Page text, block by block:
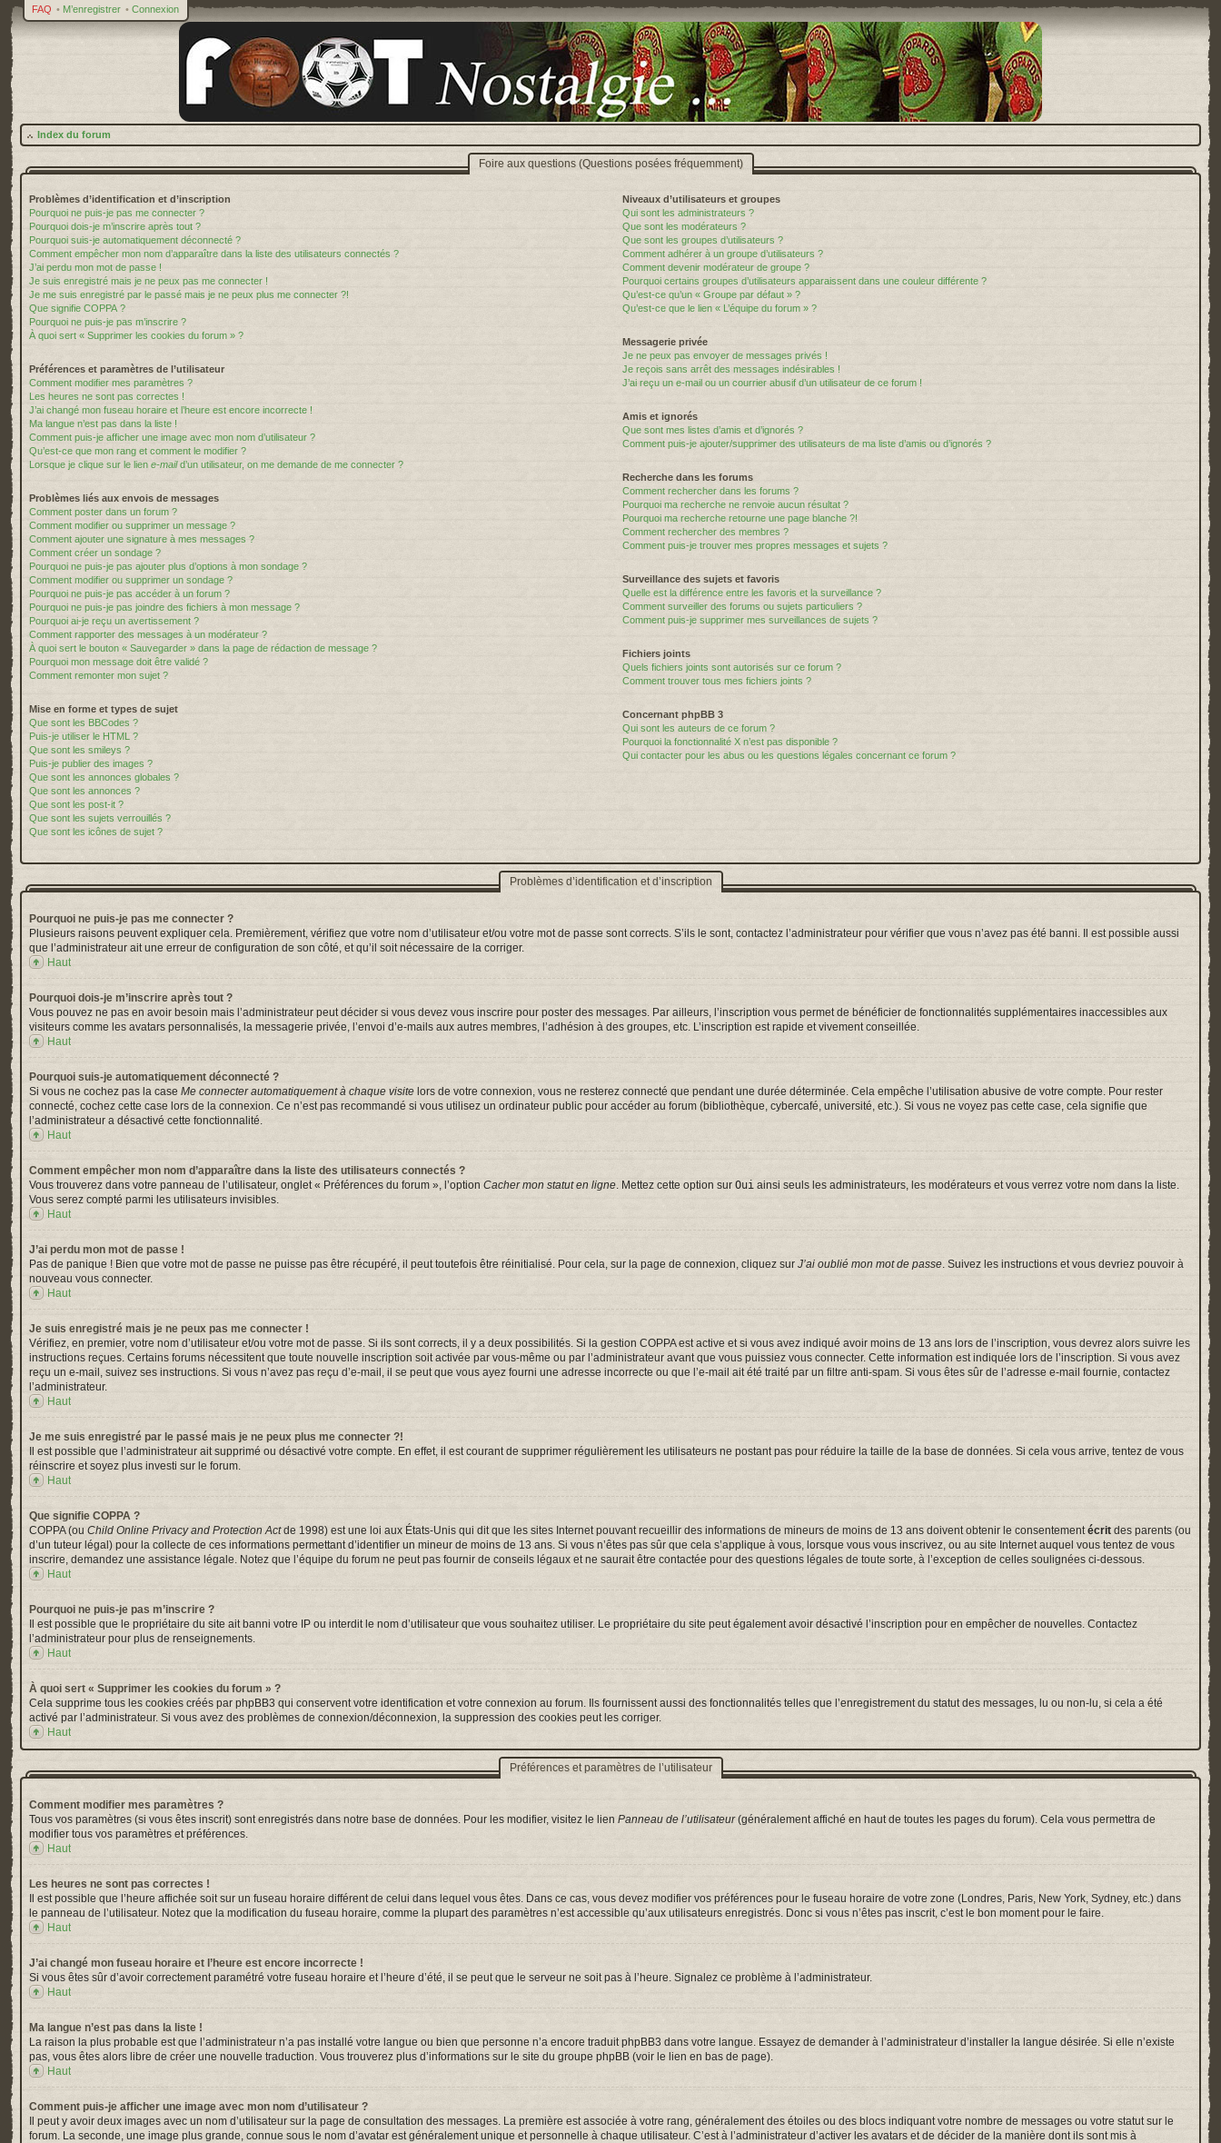
FAQ • M’enregistrer • Connexion
Index du forum
Foire aux questions (Questions posées fréquemment)
Problèmes d’identification et d’inscription
Pourquoi ne puis-je pas me connecter ?
Pourquoi dois-je m’inscrire après tout ?
Pourquoi suis-je automatiquement déconnecté ?
Comment empêcher mon nom d’apparaître dans la liste des utilisateurs connectés ?
J’ai perdu mon mot de passe !
Je suis enregistré mais je ne peux pas me connecter !
Je me suis enregistré par le passé mais je ne peux plus me connecter ?!
Que signifie COPPA ?
Pourquoi ne puis-je pas m’inscrire ?
À quoi sert « Supprimer les cookies du forum » ?
Préférences et paramètres de l’utilisateur
Comment modifier mes paramètres ?
Les heures ne sont pas correctes !
J’ai changé mon fuseau horaire et l’heure est encore incorrecte !
Ma langue n’est pas dans la liste !
Comment puis-je afficher une image avec mon nom d’utilisateur ?
Qu’est-ce que mon rang et comment le modifier ?
Lorsque je clique sur le lien e-maild’un utilisateur, on me demande de me connecter ?
Problèmes liés aux envois de messages
Comment poster dans un forum ?
Comment modifier ou supprimer un message ?
Comment ajouter une signature à mes messages ?
Comment créer un sondage ?
Pourquoi ne puis-je pas ajouter plus d’options à mon sondage ?
Comment modifier ou supprimer un sondage ?
Pourquoi ne puis-je pas accéder à un forum ?
Pourquoi ne puis-je pas joindre des fichiers à mon message ?
Pourquoi ai-je reçu un avertissement ?
Comment rapporter des messages à un modérateur ?
À quoi sert le bouton « Sauvegarder » dans la page de rédaction de message ?
Pourquoi mon message doit être validé ?
Comment remonter mon sujet ?
Mise en forme et types de sujet
Que sont les BBCodes ?
Puis-je utiliser le HTML ?
Que sont les smileys ?
Puis-je publier des images ?
Que sont les annonces globales ?
Que sont les annonces ?
Que sont les post-it ?
Que sont les sujets verrouillés ?
Que sont les icônes de sujet ?
Niveaux d’utilisateurs et groupes
Qui sont les administrateurs ?
Que sont les modérateurs ?
Que sont les groupes d’utilisateurs ?
Comment adhérer à un groupe d’utilisateurs ?
Comment devenir modérateur de groupe ?
Pourquoi certains groupes d’utilisateurs apparaissent dans une couleur différente ?
Qu’est-ce qu’un « Groupe par défaut » ?
Qu’est-ce que le lien « L’équipe du forum » ?
Messagerie privée
Je ne peux pas envoyer de messages privés !
Je reçois sans arrêt des messages indésirables !
J’ai reçu un e-mail ou un courrier abusif d’un utilisateur de ce forum !
Amis et ignorés
Que sont mes listes d’amis et d’ignorés ?
Comment puis-je ajouter/supprimer des utilisateurs de ma liste d’amis ou d’ignorés ?
Recherche dans les forums
Comment rechercher dans les forums ?
Pourquoi ma recherche ne renvoie aucun résultat ?
Pourquoi ma recherche retourne une page blanche ?!
Comment rechercher des membres ?
Comment puis-je trouver mes propres messages et sujets ?
Surveillance des sujets et favoris
Quelle est la différence entre les favoris et la surveillance ?
Comment surveiller des forums ou sujets particuliers ?
Comment puis-je supprimer mes surveillances de sujets ?
Fichiers joints
Quels fichiers joints sont autorisés sur ce forum ?
Comment trouver tous mes fichiers joints ?
Concernant phpBB 3
Qui sont les auteurs de ce forum ?
Pourquoi la fonctionnalité X n’est pas disponible ?
Qui contacter pour les abus ou les questions légales concernant ce forum ?
Problèmes d’identification et d’inscription
Pourquoi ne puis-je pas me connecter ?
Plusieurs raisons peuvent expliquer cela. Premièrement, vérifiez que votre nom d’utilisateur et/ou votre mot de passe sont corrects. S’ils le sont, contactez l’administrateur pour vérifier que vous n’avez pas été banni. Il est possible aussi
que l’administrateur ait une erreur de configuration de son côté, et qu’il soit nécessaire de la corriger.
Haut
Pourquoi dois-je m’inscrire après tout ?
Vous pouvez ne pas en avoir besoin mais l’administrateur peut décider si vous devez vous inscrire pour poster des messages. Par ailleurs, l’inscription vous permet de bénéficier de fonctionnalités supplémentaires inaccessibles aux
visiteurs comme les avatars personnalisés, la messagerie privée, l’envoi d’e-mails aux autres membres, l’adhésion à des groupes, etc. L’inscription est rapide et vivement conseillée.
Haut
Pourquoi suis-je automatiquement déconnecté ?
Si vous ne cochez pas la case Me connecter automatiquement à chaque visite lors de votre connexion, vous ne resterez connecté que pendant une durée déterminée. Cela empêche l’utilisation abusive de votre compte. Pour rester
connecté, cochez cette case lors de la connexion. Ce n’est pas recommandé si vous utilisez un ordinateur public pour accéder au forum (bibliothèque, cybercafé, université, etc.). Si vous ne voyez pas cette case, cela signifie que
l’administrateur a désactivé cette fonctionnalité.
Haut
Comment empêcher mon nom d’apparaître dans la liste des utilisateurs connectés ?
Vous trouverez dans votre panneau de l’utilisateur, onglet « Préférences du forum », l’option Cacher mon statut en ligne. Mettez cette option sur Oui ainsi seuls les administrateurs, les modérateurs et vous verrez votre nom dans la liste.
Vous serez compté parmi les utilisateurs invisibles.
Haut
J’ai perdu mon mot de passe !
Pas de panique ! Bien que votre mot de passe ne puisse pas être récupéré, il peut toutefois être réinitialisé. Pour cela, sur la page de connexion, cliquez sur J’ai oublié mon mot de passe. Suivez les instructions et vous devriez pouvoir à
nouveau vous connecter.
Haut
Je suis enregistré mais je ne peux pas me connecter !
Vérifiez, en premier, votre nom d’utilisateur et/ou votre mot de passe. Si ils sont corrects, il y a deux possibilités. Si la gestion COPPA est active et si vous avez indiqué avoir moins de 13 ans lors de l’inscription, vous devrez alors suivre les
instructions reçues. Certains forums nécessitent que toute nouvelle inscription soit activée par vous-même ou par l’administrateur avant que vous puissiez vous connecter. Cette information est indiquée lors de l’inscription. Si vous avez
reçu un e-mail, suivez ses instructions. Si vous n’avez pas reçu d’e-mail, il se peut que vous ayez fourni une adresse incorrecte ou que l’e-mail ait été traité par un filtre anti-spam. Si vous êtes sûr de l’adresse e-mail fournie, contactez
l’administrateur.
Haut
Je me suis enregistré par le passé mais je ne peux plus me connecter ?!
Il est possible que l’administrateur ait supprimé ou désactivé votre compte. En effet, il est courant de supprimer régulièrement les utilisateurs ne postant pas pour réduire la taille de la base de données. Si cela vous arrive, tentez de vous
réinscrire et soyez plus investi sur le forum.
Haut
Que signifie COPPA ?
COPPA (ou Child Online Privacy and Protection Actde 1998) est une loi aux États-Unis qui dit que les sites Internet pouvant recueillir des informations de mineurs de moins de 13 ans doivent obtenir le consentementécrit des parents (ou
d’un tuteur légal) pour la collecte de ces informations permettant d’identifier un mineur de moins de 13 ans. Si vous n’êtes pas sûr que cela s’applique à vous, lorsque vous vous inscrivez, ou au site Internet auquel vous tentez de vous
inscrire, demandez une assistance légale. Notez que l’équipe du forum ne peut pas fournir de conseils légaux et ne saurait être contactée pour des questions légales de toute sorte, à l’exception de celles soulignées ci-dessous.
Haut
Pourquoi ne puis-je pas m’inscrire ?
Il est possible que le propriétaire du site ait banni votre IP ou interdit le nom d’utilisateur que vous souhaitez utiliser. Le propriétaire du site peut également avoir désactivé l’inscription pour en empêcher de nouvelles. Contactez
l’administrateur pour plus de renseignements.
Haut
À quoi sert « Supprimer les cookies du forum » ?
Cela supprime tous les cookies créés par phpBB3 qui conservent votre identification et votre connexion au forum. Ils fournissent aussi des fonctionnalités telles que l’enregistrement du statut des messages, lu ou non-lu, si cela a été
activé par l’administrateur. Si vous avez des problèmes de connexion/déconnexion, la suppression des cookies peut les corriger.
Haut
Préférences et paramètres de l’utilisateur
Comment modifier mes paramètres ?
Tous vos paramètres (si vous êtes inscrit) sont enregistrés dans notre base de données. Pour les modifier, visitez le lien Panneau de l’utilisateur(généralement affiché en haut de toutes les pages du forum). Cela vous permettra de
modifier tous vos paramètres et préférences.
Haut
Les heures ne sont pas correctes !
Il est possible que l’heure affichée soit sur un fuseau horaire différent de celui dans lequel vous êtes. Dans ce cas, vous devez modifier vos préférences pour le fuseau horaire de votre zone (Londres, Paris, New York, Sydney, etc.) dans
le panneau de l’utilisateur. Notez que la modification du fuseau horaire, comme la plupart des paramètres n’est accessible qu’aux utilisateurs enregistrés. Donc si vous n’êtes pas inscrit, c’est le bon moment pour le faire.
Haut
J’ai changé mon fuseau horaire et l’heure est encore incorrecte !
Si vous êtes sûr d’avoir correctement paramétré votre fuseau horaire et l’heure d’été, il se peut que le serveur ne soit pas à l’heure. Signalez ce problème à l’administrateur.
Haut
Ma langue n’est pas dans la liste !
La raison la plus probable est que l’administrateur n’a pas installé votre langue ou bien que personne n’a encore traduit phpBB3 dans votre langue. Essayez de demander à l’administrateur d’installer la langue désirée. Si elle n’existe
pas, vous êtes alors libre de créer une nouvelle traduction. Vous trouverez plus d’informations sur le site du groupe phpBB (voir le lien en bas de page).
Haut
Comment puis-je afficher une image avec mon nom d’utilisateur ?
Il peut y avoir deux images avec un nom d’utilisateur sur la page de consultation des messages. La première est associée à votre rang, généralement des étoiles ou des blocs indiquant votre nombre de messages ou votre statut sur le
forum. La seconde, une image plus grande, connue sous le nom d’avatar est généralement unique et personnelle à chaque utilisateur. C’est à l’administrateur d’activer les avatars et de décider de la manière dont ils sont mis à